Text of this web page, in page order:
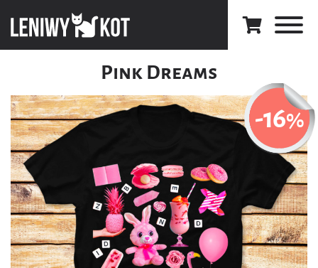
Pink Dreams
-16%